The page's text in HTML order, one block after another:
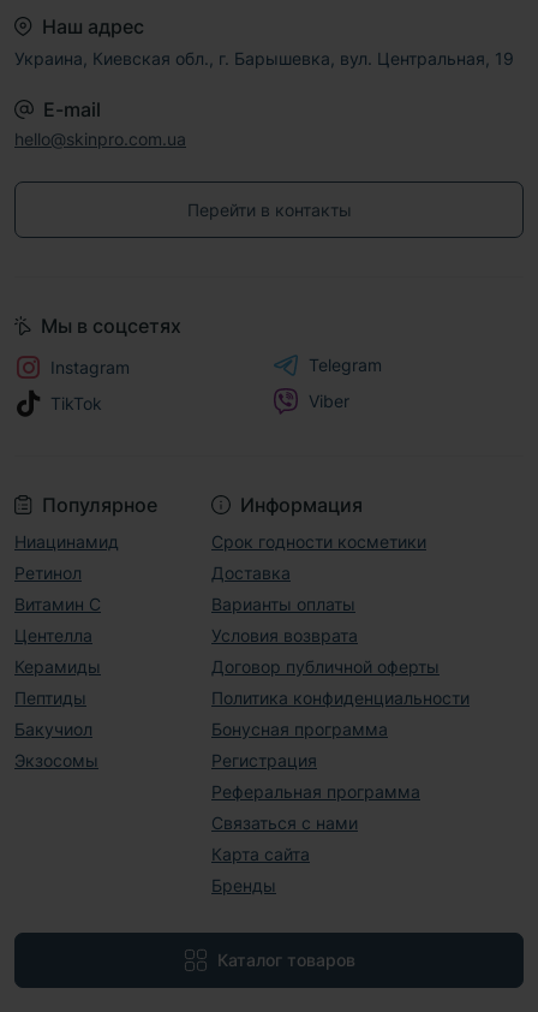
Наш адрес
Украина, Киевская обл., г. Барышевка, вул. Центральная, 19
E-mail
hello@skinpro.com.ua
Перейти в контакты
Популярное
Ниацинамид
Ретинол
Витамин С
Центелла
Керамиды
Пептиды
Бакучиол
Экзосомы
Информация
Срок годности косметики
Доставка
Варианты оплаты
Условия возврата
Договор публичной оферты
Политика конфиденциальности
Бонусная программа
Регистрация
Реферальная программа
Связаться с нами
Карта сайта
Бренды
Каталог товаров
Мы в соцсетях
Instagram
TikTok
Telegram
Viber